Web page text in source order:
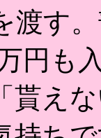
渡す
円も
貰え